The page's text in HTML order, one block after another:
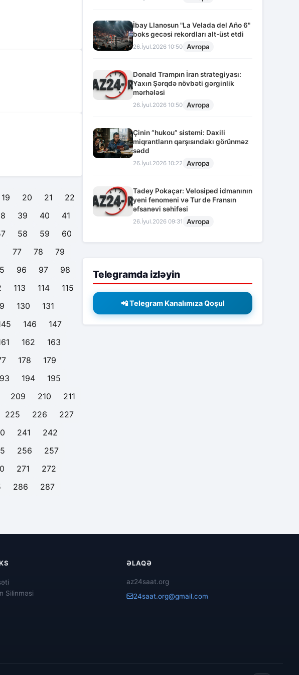
19 20 21
22
39 40
41
58 59
60
77 78
79
96 97
98
113 114
115
130
131
146
147
162
163
178
179
194
195
209 210
211
225 226
227
241
242
256
257
271
272
286
287
İbay Llanosun "La Velada del Año 6"
boks gecəsi rekordları alt-üst etdi
26.İyul.2026 10:50 Avropa
Donald Trampın İran strategiyası:
Yaxın Şərqdə növbəti gərginlik
mərhələsi
26.İyul.2026 10:50 Avropa
Çinin “hukou” sistemi: Daxili
miqrantların qarşısındakı görünməz
sədd
26.İyul.2026 10:22 Avropa
Tadey Pokaçar: Velosiped idmanının
yeni fenomeni və Tur de Fransın
əfsanəvi səhifəsi
26.İyul.2026 09:31 Avropa
Telegramda izləyin
📲 Telegram Kanalımıza Qoşul
Silinməsi
ƏLAQƏ
az24saat.org
24saat.org@gmail.com